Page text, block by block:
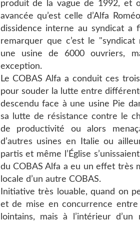
produit de la vague de 1992, et
avancée qu’est celle d’Alfa
dissidence interne au syndicat
remarquer que c’est le
une usine de 6000 ouvriers,
exception.
Le COBAS Alfa a conduit ces
pour souder la lutte entre
descendu face à une usine Pie
sa lutte de résistance contre le
de productivité ou alors
d’autres usines en Italie ou
partis et même l’Église
du COBAS Alfa a eu un effet très
locale d’un autre COBAS.
Initiative très louable, quand on
et de mise en concurrence entre
lointains, mais à l’intérieur